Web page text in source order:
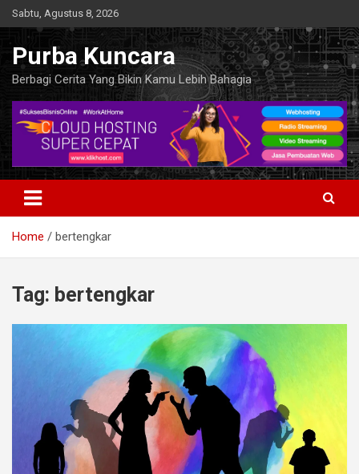
Skip
to
content
Sabtu, Agustus 8, 2026
Purba Kuncara
Berbagi Cerita Yang Bikin Kamu Lebih Bahagia
Home bertengkar
Tag: bertengkar